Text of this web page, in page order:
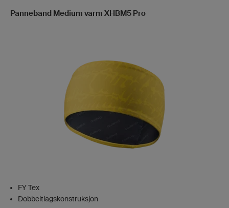
Panneband Medium varm XHBM5 Pro
FY Tex
Dobbeltlagskonstruksjon